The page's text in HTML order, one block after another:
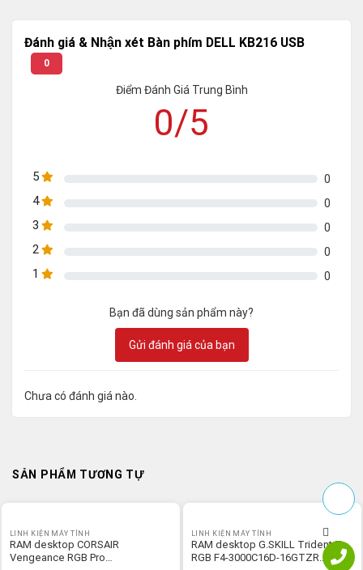
Đánh giá & Nhận xét Bàn phím DELL KB216 USB
0
Điểm Đánh Giá Trung Bình
0/5
5 0
4 0
3 0
2 0
1 0
Bạn đã dùng sản phẩm này?
Gửi đánh giá của bạn
Chưa có đánh giá nào.
SẢN PHẨM TƯƠNG TỰ
LINH KIỆN MÁY TÍNH
RAM desktop CORSAIR
Vengeance RGB Pro
LINH KIỆN MÁY TÍNH
RAM desktop G.SKILL Trident Z
RGB F4-3000C16D-16GTZR